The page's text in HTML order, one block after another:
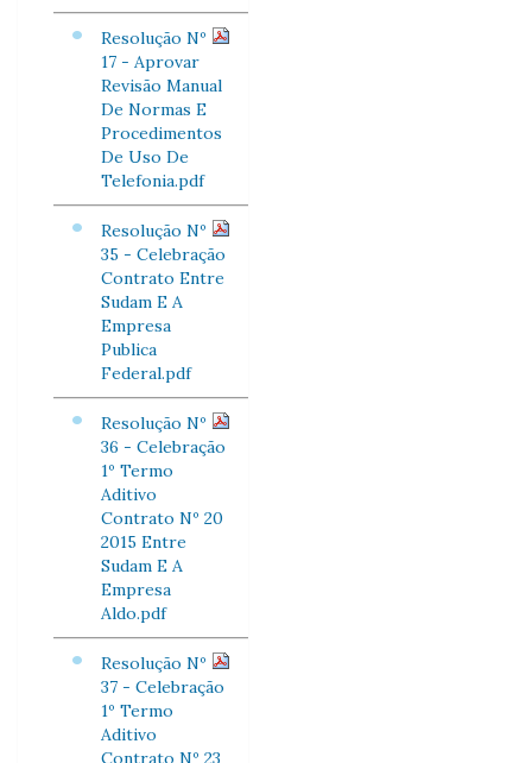
Resolução Nº
17 - Aprovar
Revisão Manual
De Normas E
Procedimentos
De Uso De
Telefonia.pdf
Resolução Nº
35 - Celebração
Contrato Entre
Sudam E A
Empresa
Publica
Federal.pdf
Resolução Nº
36 - Celebração
1º Termo
Aditivo
Contrato Nº 20
2015 Entre
Sudam E A
Empresa
Aldo.pdf
Resolução Nº
37 - Celebração
1º Termo
Aditivo
Contrato Nº 23